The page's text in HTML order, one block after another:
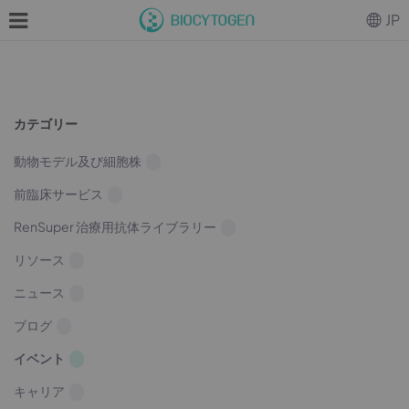
カテゴリー
動物モデル及び細胞株
前臨床サービス
RenSuper 治療用抗体ライブラリー
リソース
ニュース
ブログ
イベント
キャリア
JP